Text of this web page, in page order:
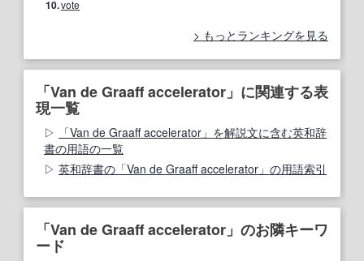
10.vote
もっとランキングを見る
「Van de Graaff accelerator」に関連する表
現一覧
「Van de Graaff accelerator」を解説文に含む英和辞
書の用語の一覧
英和辞書の「Van de Graaff accelerator」の用語索引
「Van de Graaff accelerator」のお隣キーワ
ード